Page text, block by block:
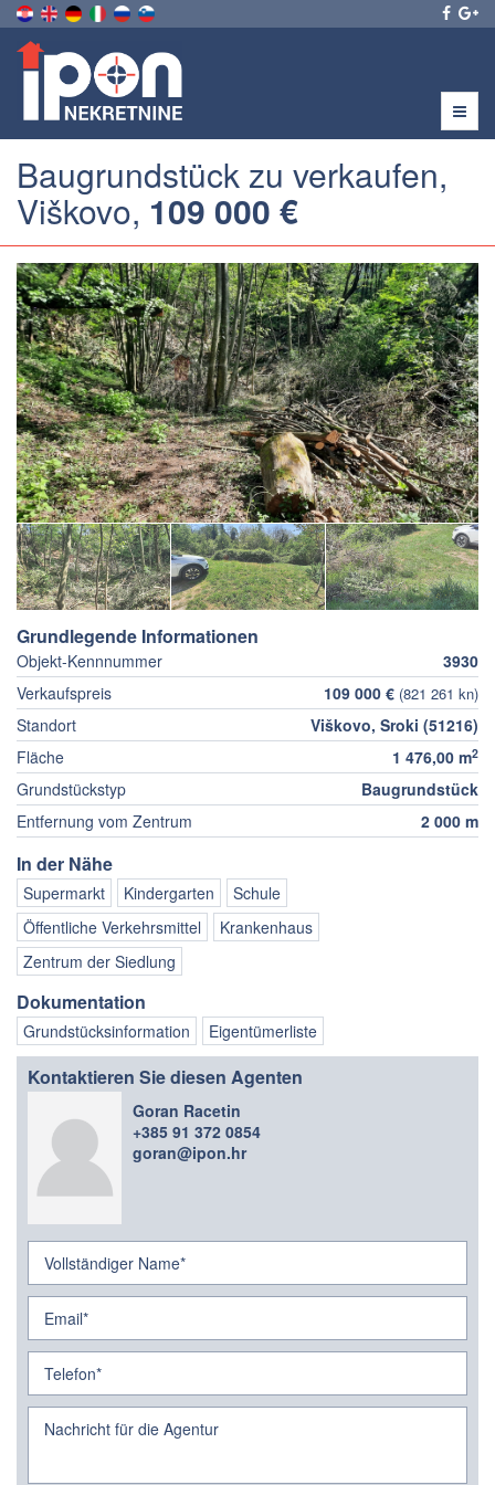
Menu
Baugrundstück zu verkaufen,
Viškovo, 109 000 €
Grundlegende Informationen
Objekt-Kennnummer
3930
Verkaufspreis
109 000 € (821 261 kn)
Standort
Viškovo, Sroki (51216)
Fläche
1 476,00 m2
Grundstückstyp
Baugrundstück
Entfernung vom Zentrum
2 000 m
In der Nähe
Supermarkt Kindergarten
Schule
Öffentliche Verkehrsmittel
Krankenhaus
Zentrum der Siedlung
Dokumentation
Grundstücksinformation Eigentümerliste
Kontaktieren Sie diesen Agenten
Goran Racetin
+385 91 372 0854
goran@ipon.hr